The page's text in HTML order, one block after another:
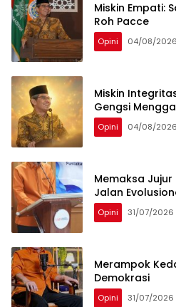
Miskin Empati:
Roh Pacce
Opini 04/08/2026
Miskin
Gengsi
Opini 04/08/2026
Memaksa Jujur
Jalan
Opini 31/07/2026
Merampok
Demokrasi
Opini 31/07/2026